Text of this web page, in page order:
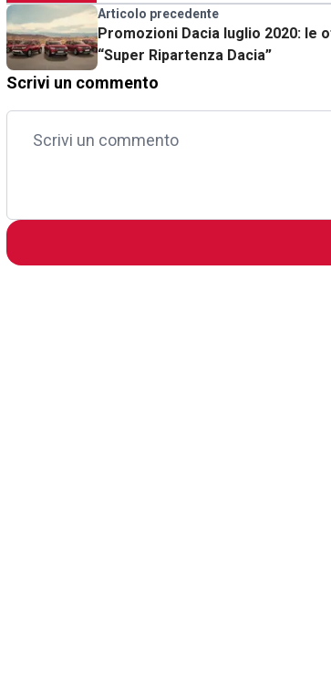
Articolo precedente
Promozioni Dacia luglio 2020: le
“Super Ripartenza Dacia”
Scrivi un commento